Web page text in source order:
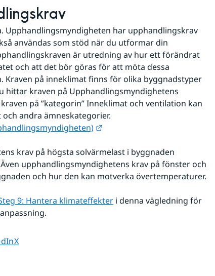
Upphandlingsmyndigheten har upphandlingskrav
användas som stöd när du utformar din
är utredning av hur ett förändrat
och att det bör göras för att möta dessa
Kraven på inneklimat finns för olika byggnadstyper
hittar kraven på Upphandlingsmyndighetens
på ”kategorin” Inneklimat och ventilation kan
andra ämneskategorier.
Länk till annan webbplats.
krav på högsta solvärmelast i byggnaden
upphandlingsmyndighetens krav på fönster och
och hur den kan motverka övertemperaturer.
9: Hantera klimateffekter i denna vägledning för
på
Dela sidan på
X